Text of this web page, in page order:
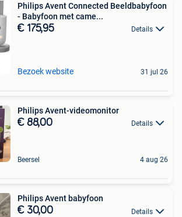
Philips Avent Connected Beeldbabyfoon
- Babyfoon met came...
€ 175,95 Details
Bezoek website 31 jul 26
Philips Avent-videomonitor
€ 88,00 Details
Beersel 4 aug 26
Philips Avent babyfoon
€ 30,00 Details